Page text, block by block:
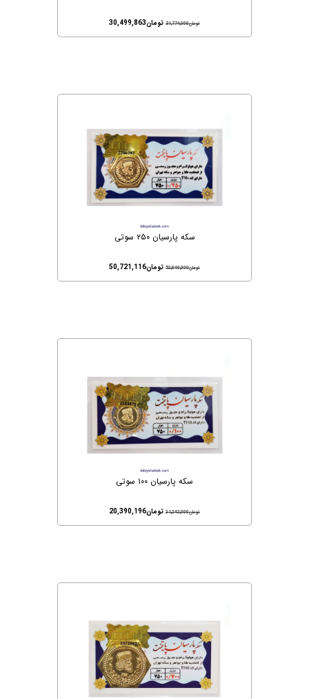
تومان31,774,000 تومان30,499,863
سکه پارسیان ۲۵۰ سوتی
تومان52,840,000 تومان50,721,116
سکه پارسیان ۱۰۰ سوتی
تومان21,242,000 تومان20,390,196